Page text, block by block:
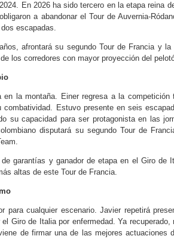
En 2026 ha sido tercero en la etapa reina
a abandonar el Tour de Auvernia-
escapadas.
afrontará su segundo Tour de Francia y
los corredores con mayor proyección del
en la montaña. Einer regresa a la
combatividad. Estuvo presente en seis
su capacidad para ser protagonista en las
disputará su segundo Tour de
de garantías y ganador de etapa en el Giro de
altas de este Tour de Francia.
para cualquier escenario. Javier repetirá
el Giro de Italia por enfermedad. Ya
de firmar una de las mejores